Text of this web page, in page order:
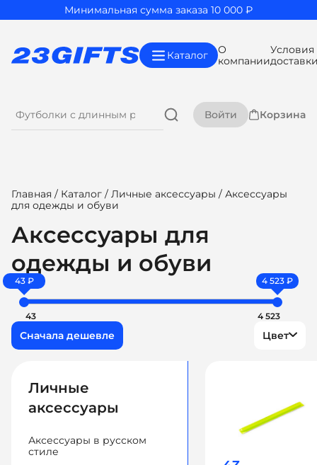
Минимальная сумма заказа 10 000 ₽
Каталог
О
компании
Условия
Войти Корзина
Главная / Каталог / Личные аксессуары / Аксессуары
для одежды и обуви
Аксессуары для
одежды и обуви
43 ₽ 4 523 ₽
43 4 523
Цвет
Личные
аксессуары
Аксессуары в русском
стиле